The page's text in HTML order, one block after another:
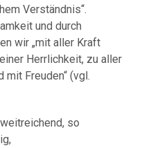
Verständnis“.
und durch
wir „mit aller Kraft
Herrlichkeit, zu aller
mit Freuden“ (vgl.
so